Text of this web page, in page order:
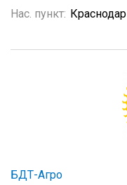
Нас. пункт: Краснодар
БДТ-Агро